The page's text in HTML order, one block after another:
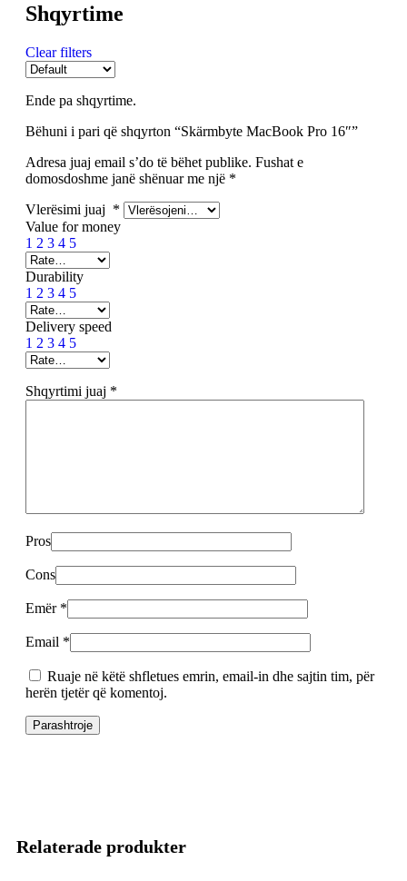
Shqyrtime
Clear filters
Ende pa shqyrtime.
Bëhuni i pari që shqyrton “Skärmbyte MacBook Pro 16″”
Adresa juaj email s’do të bëhet publike. Fushat e
domosdoshme janë shënuar me një *
Vlerësimi juaj *
Value for money
1 2 3 4 5
Durability
1 2 3 4 5
Delivery speed
1 2 3 4 5
Shqyrtimi juaj *
Pros
Cons
Emër *
Email *
Ruaje në këtë shfletues emrin, email-in dhe sajtin tim, për
herën tjetër që komentoj.
Relaterade produkter